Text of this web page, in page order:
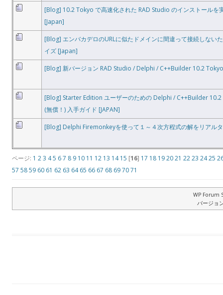
[Blog] 10.2 Tokyo で高速化された RAD Studio のインストールを
[Japan]
[Blog] エンバカデロのURLに似たドメインに間違って接続しない
イズ [Japan]
[Blog] 新バージョン RAD Studio / Delphi / C++Builder 10.2
[Blog] Starter Edition ユーザーのための Delphi / C++Builder
(無償！) 入手ガイド [JAPAN]
[Blog] Delphi Firemonkeyを使って１～４次方程式の解をリアル
ページ: 1 23 45 67 8 9 10 11 12 13 14 15 [16] 17 18 192021 2223 2425
57 5859 60 61 62 63 64 65 66 67 68 697071
WP Forum
バージョ